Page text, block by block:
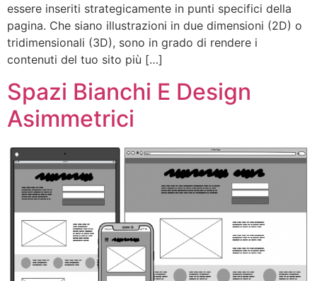
essere inseriti strategicamente in punti specifici della
pagina. Che siano illustrazioni in due dimensioni (2D) o
tridimensionali (3D), sono in grado di rendere i
contenuti del tuo sito più […]
Spazi Bianchi E Design
Asimmetrici